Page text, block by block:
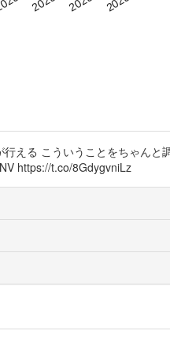
える こういうことをちゃんと
https://t.co/8GdygvniLz